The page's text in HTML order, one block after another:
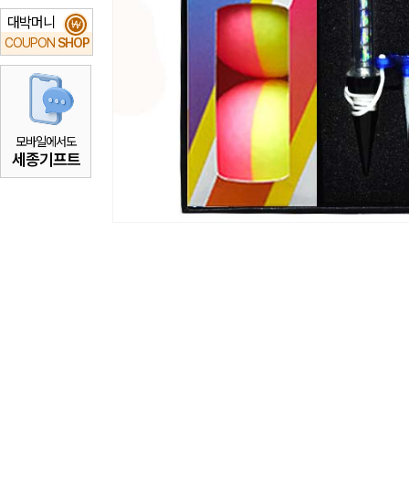
대박머니
COUPON SHOP
₩
모바일에서도
세종기프트